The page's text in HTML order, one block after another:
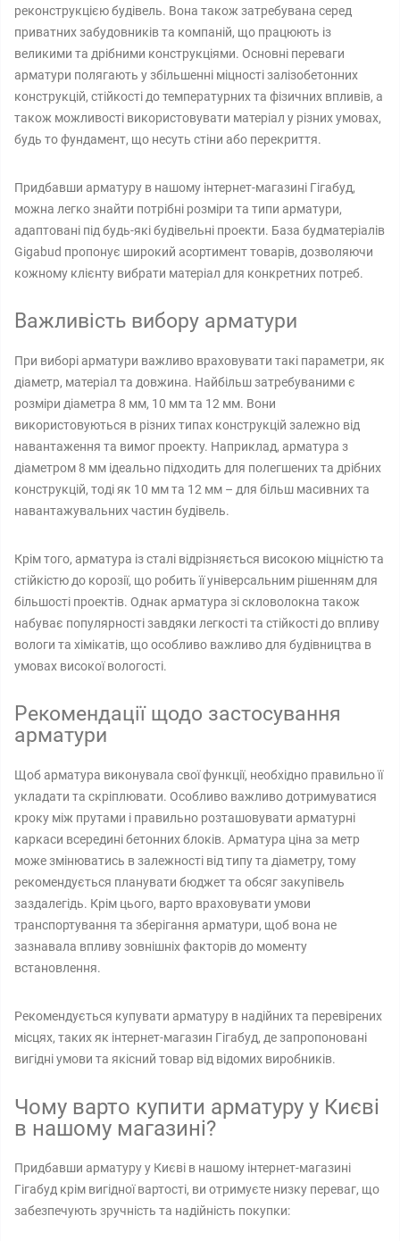
реконструкцією будівель. Вона також затребувана серед
приватних забудовників та компаній, що працюють із
великими та дрібними конструкціями. Основні переваги
арматури полягають у збільшенні міцності залізобетонних
конструкцій, стійкості до температурних та фізичних впливів, а
також можливості використовувати матеріал у різних умовах,
будь то фундамент, що несуть стіни або перекриття.
Придбавши арматуру в нашому інтернет-магазині Гігабуд,
можна легко знайти потрібні розміри та типи арматури,
адаптовані під будь-які будівельні проекти. База будматеріалів
Gigabud пропонує широкий асортимент товарів, дозволяючи
кожному клієнту вибрати матеріал для конкретних потреб.
Важливість вибору арматури
При виборі арматури важливо враховувати такі параметри, як
діаметр, матеріал та довжина. Найбільш затребуваними є
розміри діаметра 8 мм, 10 мм та 12 мм. Вони
використовуються в різних типах конструкцій залежно від
навантаження та вимог проекту. Наприклад, арматура з
діаметром 8 мм ідеально підходить для полегшених та дрібних
конструкцій, тоді як 10 мм та 12 мм – для більш масивних та
навантажувальних частин будівель.
Крім того, арматура із сталі відрізняється високою міцністю та
стійкістю до корозії, що робить її універсальним рішенням для
більшості проектів. Однак арматура зі скловолокна також
набуває популярності завдяки легкості та стійкості до впливу
вологи та хімікатів, що особливо важливо для будівництва в
умовах високої вологості.
Рекомендації щодо застосування
арматури
Щоб арматура виконувала свої функції, необхідно правильно її
укладати та скріплювати. Особливо важливо дотримуватися
кроку між прутами і правильно розташовувати арматурні
каркаси всередині бетонних блоків. Арматура ціна за метр
може змінюватись в залежності від типу та діаметру, тому
рекомендується планувати бюджет та обсяг закупівель
заздалегідь. Крім цього, варто враховувати умови
транспортування та зберігання арматури, щоб вона не
зазнавала впливу зовнішніх факторів до моменту
встановлення.
Рекомендується купувати арматуру в надійних та перевірених
місцях, таких як інтернет-магазин Гігабуд, де запропоновані
вигідні умови та якісний товар від відомих виробників.
Чому варто купити арматуру у Києві
в нашому магазині?
Придбавши арматуру у Києві в нашому інтернет-магазині
Гігабуд крім вигідної вартості, ви отримуєте низку переваг, що
забезпечують зручність та надійність покупки: